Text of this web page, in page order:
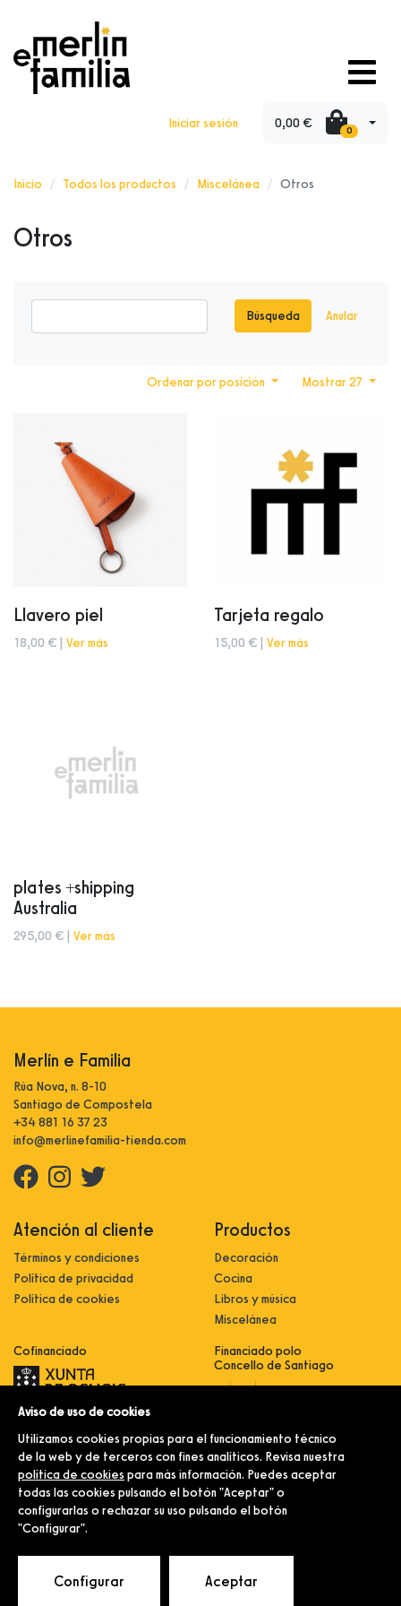
Iniciar sesión 0,00 € 0
Inicio Todos los productos Miscelánea Otros
Otros
Búsqueda Anular
Mostrar 27
Ordenar por posición
Llavero piel
18,00 € | Ver más
Tarjeta regalo
15,00 € | Ver más
plates +shipping
Australia
295,00 € | Ver más
Merlín e Familia
Rúa Nova, n. 8-10
Santiago de Compostela
+34 881 16 37 23
info@merlinefamilia-tienda.com
Atención al cliente
Términos y condiciones
Política de privacidad
Política de cookies
Productos
Decoración
Cocina
Libros y música
Miscelánea
Cofinanciado
Innovación, dixitalización e
comercialización e expansión do
sector comercial e artesanal
Implantación e pulo da estratexia
dixital e modernización do sector
comercial e artesanal (CO300C
2021)
Financiado polo
Concello de Santiago
© Merlín e Familia.
Aviso de uso de cookies
Utilizamos cookies propias para el funcionamiento técnico
de la web y de terceros con fines analíticos. Revisa nuestra
política de cookies para más información. Puedes aceptar
todas las cookies pulsando el botón "Aceptar" o
configurarlas o rechazar su uso pulsando el botón
"Configurar".
Configurar Aceptar